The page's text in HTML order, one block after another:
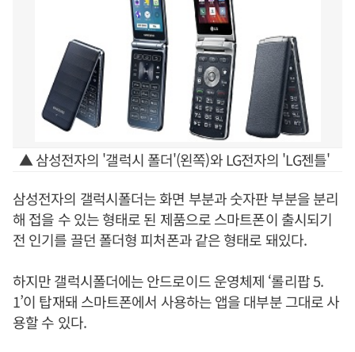
▲ 삼성전자의 '갤럭시 폴더'(왼쪽)와 LG전자의 'LG젠틀'
삼성전자의 갤럭시폴더는 화면 부분과 숫자판 부분을 분리
해 접을 수 있는 형태로 된 제품으로 스마트폰이 출시되기
전 인기를 끌던 폴더형 피처폰과 같은 형태로 돼있다.
하지만 갤럭시폴더에는 안드로이드 운영체제 ‘롤리팝 5.
1’이 탑재돼 스마트폰에서 사용하는 앱을 대부분 그대로 사
용할 수 있다.